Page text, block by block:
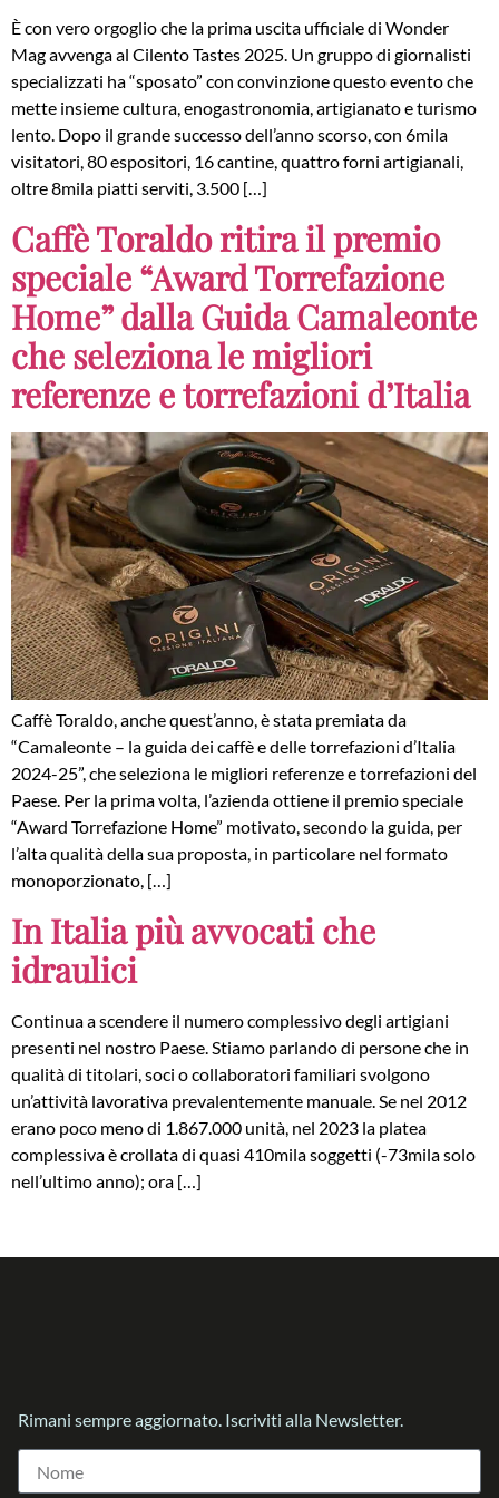
È con vero orgoglio che la prima uscita ufficiale di Wonder
Mag avvenga al Cilento Tastes 2025. Un gruppo di giornalisti
specializzati ha “sposato” con convinzione questo evento che
mette insieme cultura, enogastronomia, artigianato e turismo
lento. Dopo il grande successo dell’anno scorso, con 6mila
visitatori, 80 espositori, 16 cantine, quattro forni artigianali,
oltre 8mila piatti serviti, 3.500 […]
Caffè Toraldo ritira il premio
speciale “Award Torrefazione
Home” dalla Guida Camaleonte
che seleziona le migliori
referenze e torrefazioni d’Italia
Caffè Toraldo, anche quest’anno, è stata premiata da
“Camaleonte – la guida dei caffè e delle torrefazioni d’Italia
2024-25”, che seleziona le migliori referenze e torrefazioni del
Paese. Per la prima volta, l’azienda ottiene il premio speciale
“Award Torrefazione Home” motivato, secondo la guida, per
l’alta qualità della sua proposta, in particolare nel formato
monoporzionato, […]
In Italia più avvocati che
idraulici
Continua a scendere il numero complessivo degli artigiani
presenti nel nostro Paese. Stiamo parlando di persone che in
qualità di titolari, soci o collaboratori familiari svolgono
un’attività lavorativa prevalentemente manuale. Se nel 2012
erano poco meno di 1.867.000 unità, nel 2023 la platea
complessiva è crollata di quasi 410mila soggetti (-73mila solo
nell’ultimo anno); ora […]
Rimani sempre aggiornato. Iscriviti alla Newsletter.